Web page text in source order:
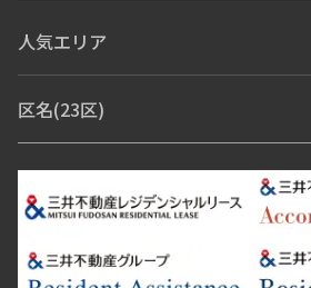
ブランドマンション
人気エリア
青山・表参道・原宿
市ヶ谷・神楽坂・飯田橋
三
芝浦・汐留・品川
月島・勝どき・豊洲
目白・高田馬場・早稲田
池尻大橋・三軒茶屋
祐天寺・学芸大学・自由
区名(23区)
江東区 台東
豊島区
杉並区 板橋区 練馬区
葛飾区
江戸川区